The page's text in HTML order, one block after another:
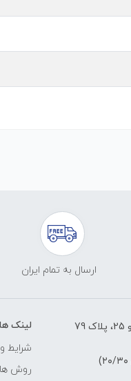
ارسال به تمام ایران
لینک ها
شرایط
روش